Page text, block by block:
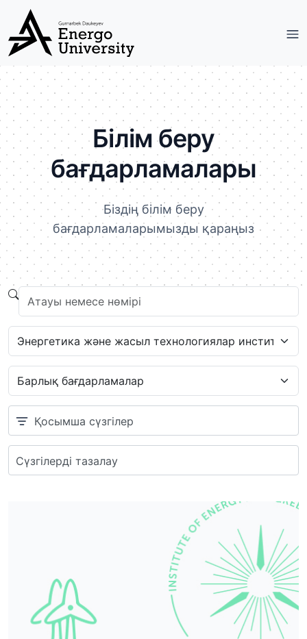
Білім беру
бағдарламалары
Біздің білім беру
бағдарламаларымызды қараңыз
Қосымша сүзгілер
Сүзгілерді тазалау